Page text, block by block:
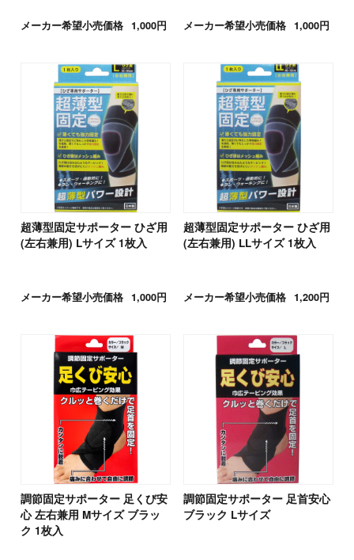
メーカー希望小売価格 1,000円 メーカー希望小売価格 1,000円
超薄型固定サポーター ひざ用
(左右兼用) Lサイズ 1枚入
メーカー希望小売価格 1,000円
超薄型固定サポーター ひざ用
(左右兼用) LLサイズ 1枚入
メーカー希望小売価格 1,200円
調節固定サポーター 足くび安
心 左右兼用 Mサイズ ブラッ
ク 1枚入
調節固定サポーター 足首安心
ブラック Lサイズ